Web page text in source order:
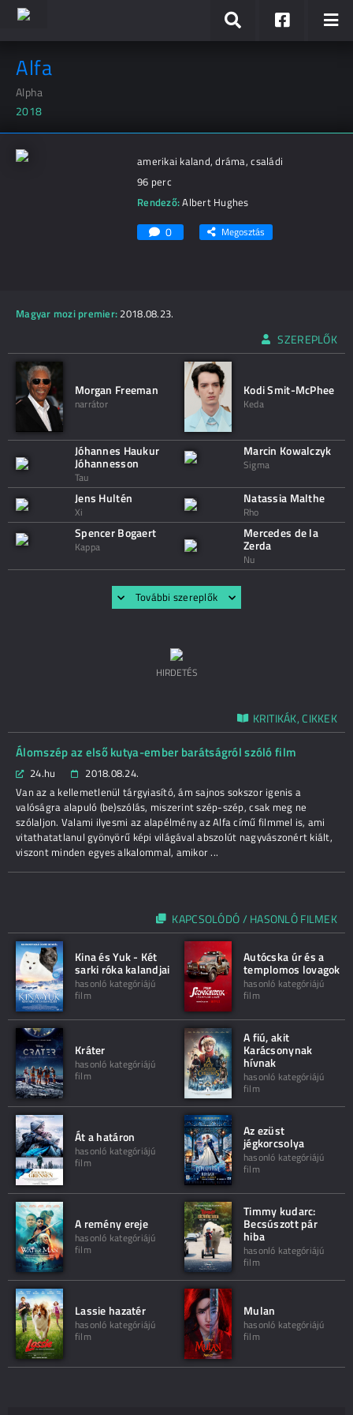
Alfa
Alpha
2018
amerikai kaland, dráma, családi
96 perc
Rendező:Albert Hughes
0 Megosztás
Magyar mozi premier: 2018.08.23.
SZEREPLŐK
Morgan Freeman
narrátor
Kodi Smit-McPhee
Keda
Jóhannes Haukur
Jóhannesson
Tau
Marcin Kowalczyk
Sigma
Jens Hultén
Xi
Natassia Malthe
Rho
Spencer Bogaert
Kappa
Mercedes de la
Zerda
Nu
További szereplők
HIRDETÉS
KRITIKÁK, CIKKEK
Álomszép az első kutya-ember barátságról szóló film
24.hu
2018.08.24.
Van az a kellemetlenül tárgyiasító, ám sajnos sokszor igenis a
valóságra alapuló (be)szólás, miszerint szép-szép, csak meg ne
szólaljon. Valami ilyesmi az alapélmény az Alfa című filmmel is, ami
vitathatatlanul gyönyörű képi világával abszolút nagyvászonért kiált,
viszont minden egyes alkalommal, amikor ...
KAPCSOLÓDÓ / HASONLÓ FILMEK
Kina és Yuk - Két
sarki róka kalandjai
hasonló kategóriájú
film
Autócska úr és a
templomos lovagok
hasonló kategóriájú
film
Kráter
hasonló kategóriájú
film
A fiú, akit
Karácsonynak
hívnak
hasonló kategóriájú
film
Át a határon
hasonló kategóriájú
film
Az ezüst
jégkorcsolya
hasonló kategóriájú
film
A remény ereje
hasonló kategóriájú
film
Timmy kudarc:
Becsúszott pár
hiba
hasonló kategóriájú
film
Lassie hazatér
hasonló kategóriájú
film
Mulan
hasonló kategóriájú
film